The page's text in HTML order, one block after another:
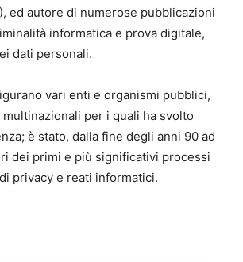
ed autore di numerose pubblicazioni
informatica e prova digitale,
dati personali.
vari enti e organismi pubblici,
per i quali ha svolto
è stato, dalla fine degli anni 90 ad
dei primi e più significativi processi
privacy e reati informatici.